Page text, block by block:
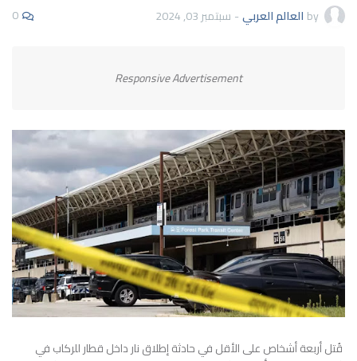
by العالم العربي- سبتمبر 03, 2024 0
Responsive Advertisement
قُتل أربعة أشخاص على الأقل في حادثة إطلاق نار داخل قطار للركاب في